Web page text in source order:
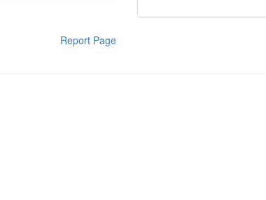
Report Page